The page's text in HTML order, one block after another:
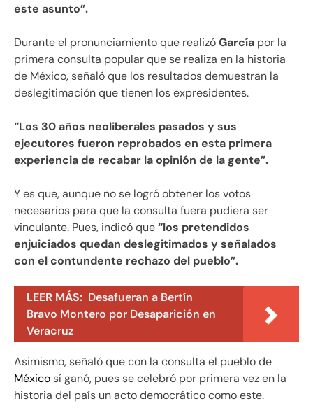
este asunto”.
Durante el pronunciamiento que realizóGarcía por la
primera consulta popular que se realiza en la historia
de México, señaló que los resultados demuestran la
deslegitimación que tienen los expresidentes.
“Los 30 años neoliberales pasados y sus
ejecutores fueron reprobados en esta primera
experiencia de recabar la opinión de la gente”.
Y es que, aunque no se logró obtener los votos
necesarios para que la consulta fuera pudiera ser
vinculante. Pues, indicó que“los pretendidos
enjuiciados quedan deslegitimados y señalados
con el contundente rechazo del pueblo”.
LEER MÁS: Desafueran a Bertín
Bravo Montero por Desaparición en
Veracruz
Asimismo, señaló que con la consulta el pueblo de
Méxicosí ganó, pues se celebró por primera vez en la
historia del país un acto democrático como este.